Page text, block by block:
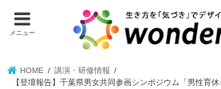
メニュー
HOME
講演・研修情報
【登壇報告】千葉県男女共同参画シンポジウム「男性育